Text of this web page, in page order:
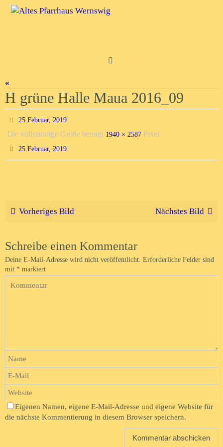
Zum
Inhalt
«
H grüne Halle Maua 2016_09
25 Februar, 2019
Die vollständige Größe beträgt 1940 × 2587 Pixel
25 Februar, 2019
Vorheriges Bild Nächstes Bild
Schreibe einen Kommentar
Deine E-Mail-Adresse wird nicht veröffentlicht. Erforderliche Felder sind
mit * markiert
Eigenen Namen, eigene E-Mail-Adresse und eigene Website für
die nächste Kommentierung in diesem Browser speichern.